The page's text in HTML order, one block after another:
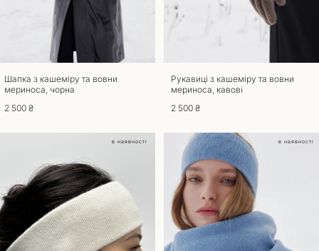
Повернення
Для повернення та обміну товару потрібна наявність документа, що
підтверджує покупку. Товари, що були у вживанні до повернення та
обміну не приймаються. Повернути товар можливо, якщо збережено
його товарний вигляд, ярлики та етикетки. Термін повернення та
обміну – 14 днів з моменту отримання замовлення. Звертаємо вашу
увагу на те, що товари індивідуального пошиття не підлягають обміну
оплачується за рахунок покупця. У разі якщо ви отримали товар
Шапка з кашеміру та вовни
мериноса, чорна
2 500 ₴
Рукавиці з кашеміру та вовни
мериноса, кавові
2 500 ₴
в наявності в наявності